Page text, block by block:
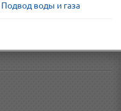
Подвод воды и газа